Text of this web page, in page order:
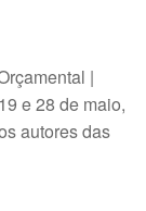
|
e 28 de maio,
autores das